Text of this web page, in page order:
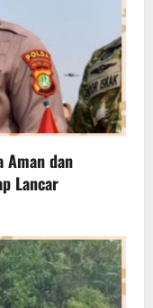
Aman dan
Lancar